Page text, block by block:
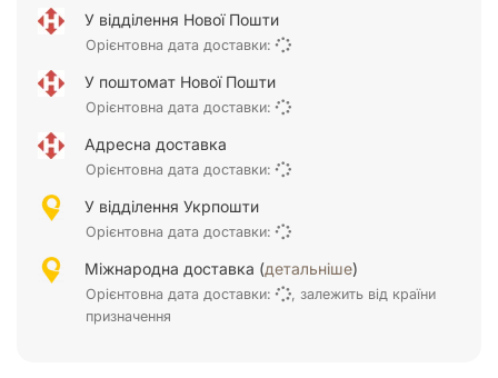
У відділення Нової Пошти
Орієнтовна дата доставки:
У поштомат Нової Пошти
Орієнтовна дата доставки:
Адресна доставка
Орієнтовна дата доставки:
У відділення Укрпошти
Орієнтовна дата доставки:
Міжнародна доставка (детальніше)
Орієнтовна дата доставки:
, залежить від країни
призначення